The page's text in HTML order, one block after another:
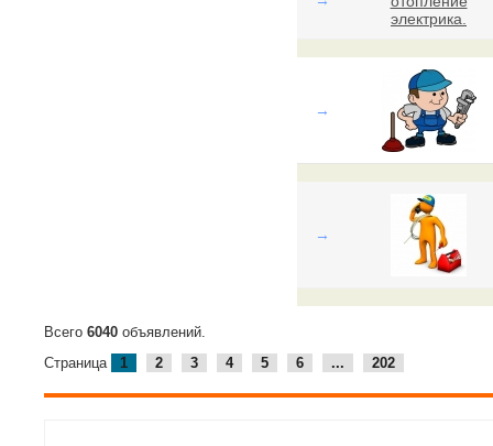
→
→
Всего 6040 объявлений.
Страница
1 2 3 4 5 6 ... 202